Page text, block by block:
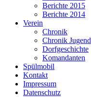
Berichte 2015
Berichte 2014
Verein
Chronik
Chronik Jugend
Dorfgeschichte
Komandanten
Spülmobil
Kontakt
Impressum
Datenschutz